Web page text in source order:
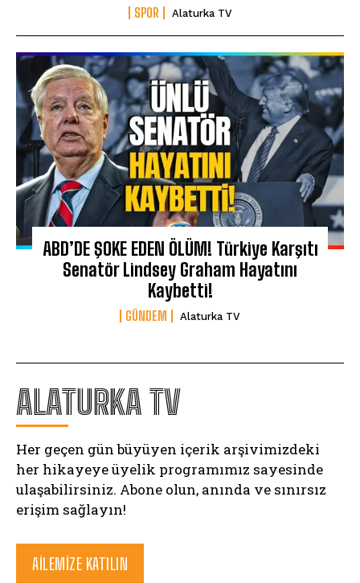
SPOR Alaturka TV
ABD’DE ŞOKE EDEN ÖLÜM! Türkiye Karşıtı
Senatör Lindsey Graham Hayatını
Kaybetti!
GÜNDEM Alaturka TV
ALATURKA TV
Her geçen gün büyüyen içerik arşivimizdeki
her hikayeye üyelik programımız sayesinde
ulaşabilirsiniz. Abone olun, anında ve sınırsız
erişim sağlayın!
AILEMIZE KATILIN